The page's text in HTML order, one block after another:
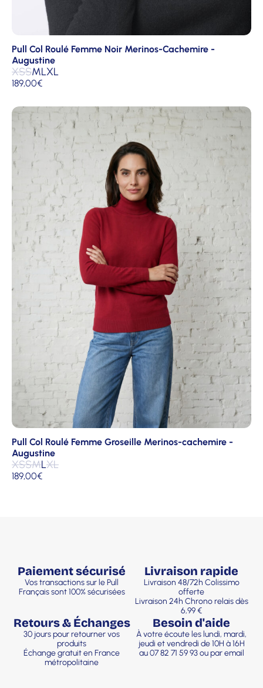
Pull Col Roulé Femme Noir Merinos-Cachemire -
Augustine
XSSMLXL
189,00€
Pull Col Roulé Femme Groseille Merinos-cachemire -
Augustine
XSSMLXL
189,00€
Paiement sécurisé
Vos transactions sur le Pull
Français sont 100% sécurisées
Livraison rapide
Livraison 48/72h Colissimo
offerte
Livraison 24h Chrono relais dès
6,99 €
Retours & Échanges
30 jours pour retourner vos
produits
Échange gratuit en France
métropolitaine
Besoin d'aide
À votre écoute les lundi, mardi,
jeudi et vendredi de 10H à 16H
au 07 82 71 59 93 ou par email